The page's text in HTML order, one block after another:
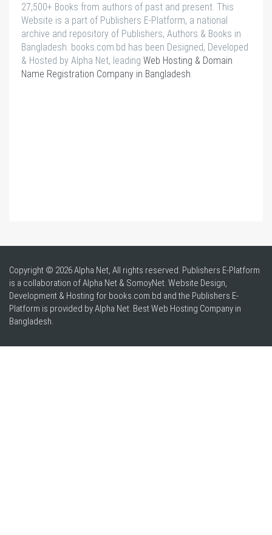
27,500+ Books from authors of past and present. This
Website is a part of Publishers E-Platform, a national
archive and repository of Publishers, Authors & Books in
Bangladesh. books.com.bd has been Designed, Developed
& Hosted by Alpha Net, leading Web Hosting & Domain
Name Registration Company in Bangladesh
Copyright © 2026 Alpha Net, All rights reserved. Publishers E-Platform
is a collaboration of Alpha Net & SomoyNet. Website Design,
Development & Hosting for books.com.bd and the Publishers E-
Platform is provided by Alpha Net. BestWeb Hosting Company in
Bangladesh.